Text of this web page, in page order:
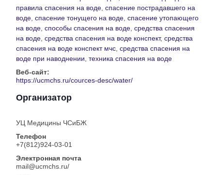
правила спасения на воде ,спасение пострадавшего на
воде ,спасение тонущего на воде ,спасение утопающего
на воде ,способы спасения на воде ,средства спасения
на воде ,средства спасения на воде конспект,средства
спасения на воде конспект мчс ,средства спасения на
воде при наводнении ,техника спасения на воде
Веб-сайт:
https://ucmchs.ru/cources-desc/water/
Организатор
УЦ Медицины ЧСиБЖ
Телефон
+7(812)924-03-01
Электронная почта
mail@ucmchs.ru/